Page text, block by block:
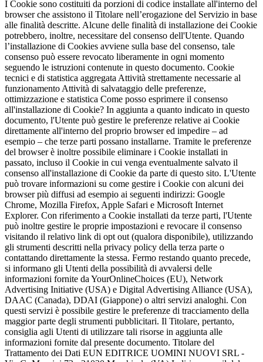
I Cookie sono costituiti da porzioni di codice installate all'interno del
browser che assistono il Titolare nell’erogazione del Servizio in base
alle finalità descritte. Alcune delle finalità di installazione dei Cookie
potrebbero, inoltre, necessitare del consenso dell'Utente. Quando
l’installazione di Cookies avviene sulla base del consenso, tale
consenso può essere revocato liberamente in ogni momento
seguendo le istruzioni contenute in questo documento. Cookie
tecnici e di statistica aggregata Attività strettamente necessarie al
funzionamento Attività di salvataggio delle preferenze,
ottimizzazione e statistica Come posso esprimere il consenso
all'installazione di Cookie? In aggiunta a quanto indicato in questo
documento, l'Utente può gestire le preferenze relative ai Cookie
direttamente all'interno del proprio browser ed impedire – ad
esempio – che terze parti possano installarne. Tramite le preferenze
del browser è inoltre possibile eliminare i Cookie installati in
passato, incluso il Cookie in cui venga eventualmente salvato il
consenso all'installazione di Cookie da parte di questo sito. L'Utente
può trovare informazioni su come gestire i Cookie con alcuni dei
browser più diffusi ad esempio ai seguenti indirizzi: Google
Chrome, Mozilla Firefox, Apple Safari e Microsoft Internet
Explorer. Con riferimento a Cookie installati da terze parti, l'Utente
può inoltre gestire le proprie impostazioni e revocare il consenso
visitando il relativo link di opt out (qualora disponibile), utilizzando
gli strumenti descritti nella privacy policy della terza parte o
contattando direttamente la stessa. Fermo restando quanto precede,
si informano gli Utenti della possibilità di avvalersi delle
informazioni fornite da YourOnlineChoices (EU), Network
Advertising Initiative (USA) e Digital Advertising Alliance (USA),
DAAC (Canada), DDAI (Giappone) o altri servizi analoghi. Con
questi servizi è possibile gestire le preferenze di tracciamento della
maggior parte degli strumenti pubblicitari. Il Titolare, pertanto,
consiglia agli Utenti di utilizzare tali risorse in aggiunta alle
informazioni fornite dal presente documento. Titolare del
Trattamento dei Dati EUN EDITRICE UOMINI NUOVI SRL -